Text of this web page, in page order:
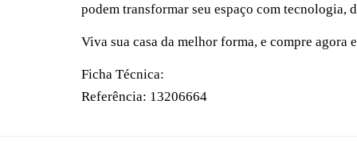
podem transformar seu espaço com tecnologia,
Viva sua casa da melhor forma, e compre agora
Ficha Técnica:
Referência: 13206664